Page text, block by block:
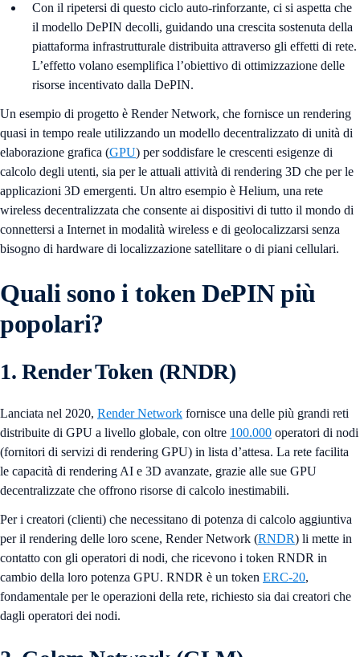
Con il ripetersi di questo ciclo auto-rinforzante, ci si aspetta che
il modello DePIN decolli, guidando una crescita sostenuta della
piattaforma infrastrutturale distribuita attraverso gli effetti di rete.
L’effetto volano esemplifica l’obiettivo di ottimizzazione delle
risorse incentivato dalla DePIN.
Un esempio di progetto è Render Network, che fornisce un rendering
quasi in tempo reale utilizzando un modello decentralizzato di unità di
elaborazione grafica (GPU) per soddisfare le crescenti esigenze di
calcolo degli utenti, sia per le attuali attività di rendering 3D che per le
applicazioni 3D emergenti. Un altro esempio è Helium, una rete
wireless decentralizzata che consente ai dispositivi di tutto il mondo di
connettersi a Internet in modalità wireless e di geolocalizzarsi senza
bisogno di hardware di localizzazione satellitare o di piani cellulari.
Quali sono i token DePIN più
popolari?
1. Render Token (RNDR)
Lanciata nel 2020, Render Network fornisce una delle più grandi reti
distribuite di GPU a livello globale, con oltre 100.000 operatori di nodi
(fornitori di servizi di rendering GPU) in lista d’attesa. La rete facilita
le capacità di rendering AI e 3D avanzate, grazie alle sue GPU
decentralizzate che offrono risorse di calcolo inestimabili.
Per i creatori (clienti) che necessitano di potenza di calcolo aggiuntiva
per il rendering delle loro scene, Render Network (RNDR) li mette in
contatto con gli operatori di nodi, che ricevono i token RNDR in
cambio della loro potenza GPU. RNDR è un token ERC-20,
fondamentale per le operazioni della rete, richiesto sia dai creatori che
dagli operatori dei nodi.